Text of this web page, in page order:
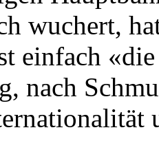
wuchert,
einfach
nach